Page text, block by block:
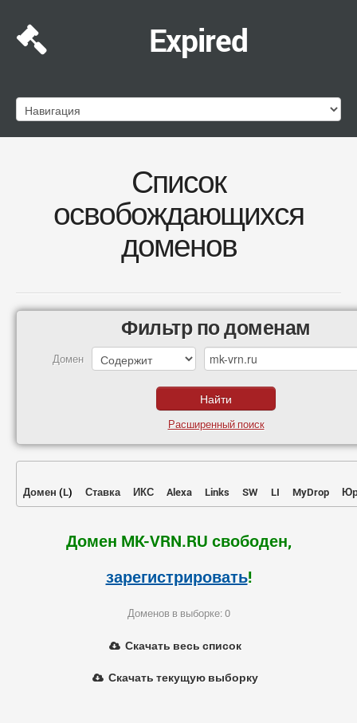
Expired
Список
освобождающихся
доменов
Фильтр по доменам
Домен
Расширенный поиск
Домен (L) Ставка ИКС Alexa Links SW LI MyDrop
Домен MK-VRN.RU свободен,
зарегистрировать!
Доменов в выборке: 0
Скачать весь список
Скачать текущую выборку